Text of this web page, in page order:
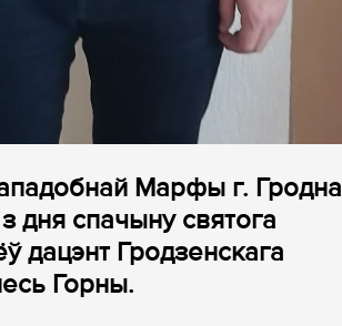
Марфы г. Гродна
дня спачыну святога
дацэнт Гродзенскага
Горны.